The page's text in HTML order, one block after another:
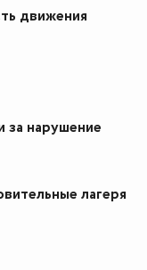
движения
нарушение
лагеря